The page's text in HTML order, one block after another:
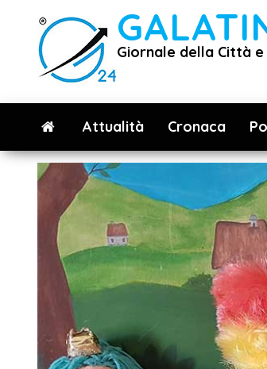
contenuto
Giornale della Città
Attualità Cronaca